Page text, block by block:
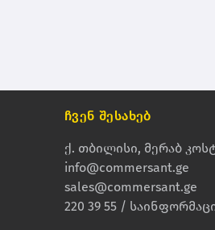
ჩვენ შესახებ
ქ. თბილისი, მერაბ
info@commersant.ge
sales@commersant.ge
220 39 55 /